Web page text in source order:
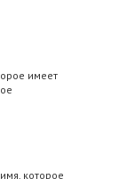
имеет
которое